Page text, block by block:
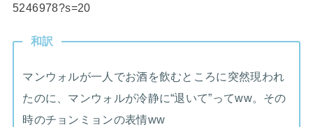
5246978?s=20
和訳
マンウォルが一人でお酒を飲むところに突然現われ
たのに、マンウォルが冷静に“退いて”ってww。その
時のチョンミョンの表情ww